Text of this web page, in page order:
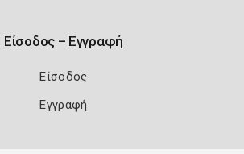
Είσοδος – Εγγραφή
Είσοδος
Εγγραφή